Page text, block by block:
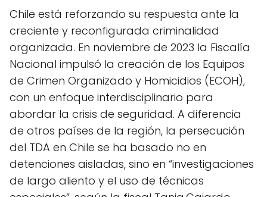
Chile está reforzando su respuesta ante la
creciente y reconfigurada criminalidad
organizada. En noviembre de 2023 la Fiscalía
Nacional impulsó la creación de los Equipos
de Crimen Organizado y Homicidios (ECOH),
con un enfoque interdisciplinario para
abordar la crisis de seguridad. A diferencia
de otros países de la región, la persecución
del TDA en Chile se ha basado no en
detenciones aisladas, sino en “investigaciones
de largo aliento y el uso de técnicas